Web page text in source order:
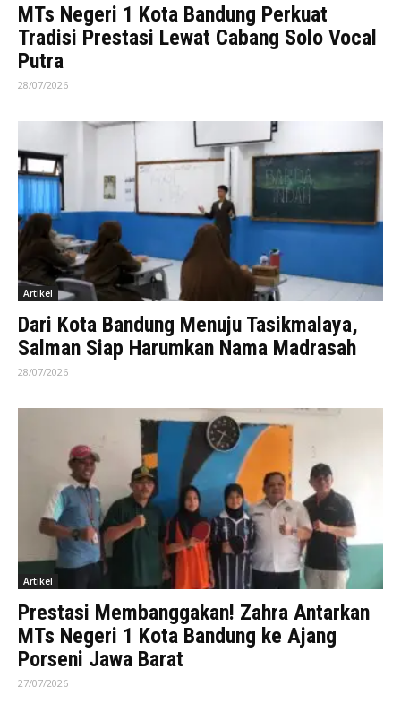
MTs Negeri 1 Kota Bandung Perkuat
Tradisi Prestasi Lewat Cabang Solo Vocal
Putra
28/07/2026
Artikel
Dari Kota Bandung Menuju Tasikmalaya,
Salman Siap Harumkan Nama Madrasah
28/07/2026
Artikel
Prestasi Membanggakan! Zahra Antarkan
MTs Negeri 1 Kota Bandung ke Ajang
Porseni Jawa Barat
27/07/2026